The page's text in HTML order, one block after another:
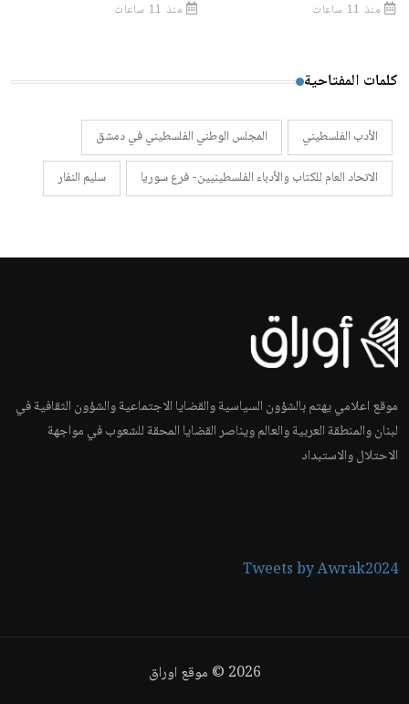
منذ 11 ساعات منذ 11 ساعات
كلمات المفتاحية
الأدب الفلسطيني
المجلس الوطني الفلسطيني في دمشق
الاتحاد العام للكتاب والأدباء الفلسطينيين- فرع سوريا
سليم النفار
موقع اعلامي يهتم بالشؤون السياسية والقضايا الاجتماعية والشؤون الثقافية في
لبنان والمنطقة العربية والعالم ويناصر القضايا المحقة للشعوب في مواجهة
الاحتلال والاستبداد
Tweets by Awrak2024
2026 © موقع اوراق